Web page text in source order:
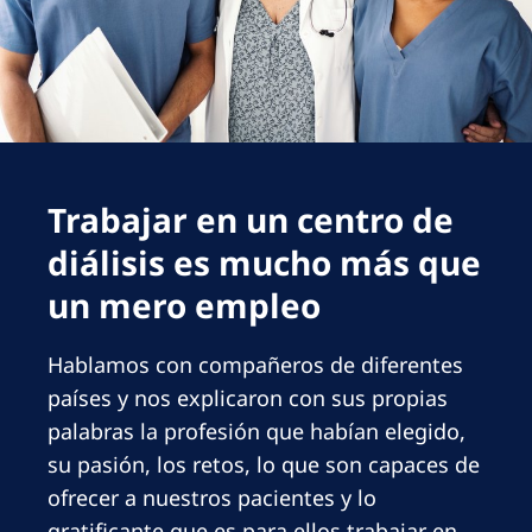
Romania
Russia
Serbia
Slovenia
Spain
United Kingdom
Asia Pacific
Asia Pacific
Trabajar en un centro de
diálisis es mucho más que
un mero empleo
Hablamos con compañeros de diferentes
países y nos explicaron con sus propias
palabras la profesión que habían elegido,
su pasión, los retos, lo que son capaces de
ofrecer a nuestros pacientes y lo